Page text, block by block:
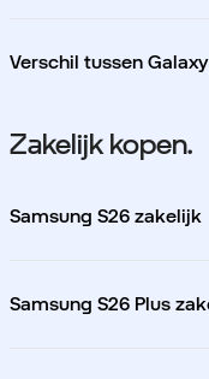
Verschil tussen
Zakelijk kopen.
Samsung S26 zakelijk
Samsung S26 Plus